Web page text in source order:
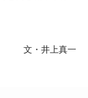
文・井上真一